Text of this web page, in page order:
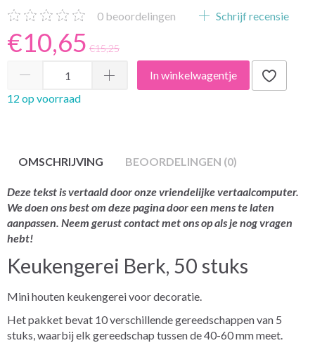
0 beoordelingen Schrijf recensie
€10,65 €15,25
In winkelwagentje
12 op voorraad
OMSCHRIJVING BEOORDELINGEN (0)
Deze tekst is vertaald door onze vriendelijke vertaalcomputer.
We doen ons best om deze pagina door een mens te laten
aanpassen. Neem gerust contact met ons op als je nog vragen
hebt!
Keukengerei Berk, 50 stuks
Mini houten keukengerei voor decoratie.
Het pakket bevat 10 verschillende gereedschappen van 5
stuks, waarbij elk gereedschap tussen de 40-60 mm meet.